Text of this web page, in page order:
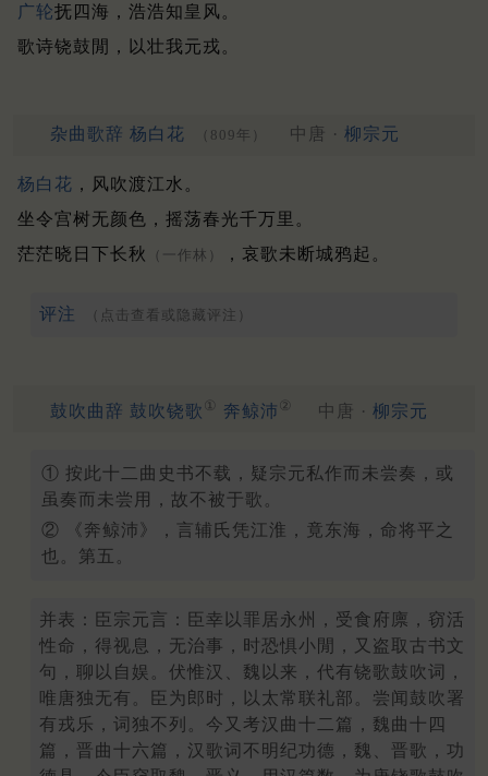
广轮抚四海，浩浩知皇风。
歌诗铙鼓閒，以壮我元戎。
杂曲歌辞 杨白花 （809年） 中唐 · 柳宗元
杨白花 ，风吹渡江水。
坐令宫树无颜色，摇荡春光千万里。
茫茫晓日下长秋
（一作林） ，哀歌未断城鸦起。
评注 （点击查看或隐藏评注）
鼓吹曲辞 鼓吹铙歌 ① 奔鲸沛 ② 中唐 · 柳宗元
① 按此十二曲史书不载，疑宗元私作而未尝奏，或
虽奏而未尝用，故不被于歌。
② 《奔鲸沛》，言辅氏凭江淮，竟东海，命将平之
也。第五。
并表：臣宗元言：臣幸以罪居永州，受食府廪，窃活
性命，得视息，无治事，时恐惧小閒，又盗取古书文
句，聊以自娱。伏惟汉、魏以来，代有铙歌鼓吹词，
唯唐独无有。臣为郎时，以太常联礼部。尝闻鼓吹署
有戎乐，词独不列。今又考汉曲十二篇，魏曲十四
篇，晋曲十六篇，汉歌词不明纪功德，魏、晋歌，功